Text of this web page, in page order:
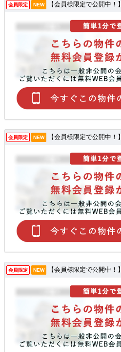
会員限定 NEW 【会員様限定で公開中！】
会員限定 NEW 【会員様限定で公開中！】
会員限定 NEW 【会員様限定で公開中！】